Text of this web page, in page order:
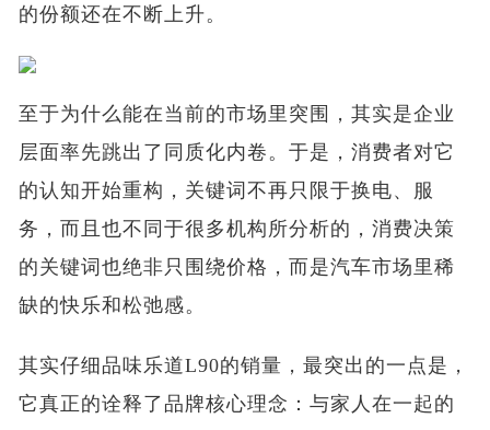
的份额还在不断上升。
至于为什么能在当前的市场里突围，其实是企业
层面率先跳出了同质化内卷。于是，消费者对它
的认知开始重构，关键词不再只限于换电、服
务，而且也不同于很多机构所分析的，消费决策
的关键词也绝非只围绕价格，而是汽车市场里稀
缺的快乐和松弛感。
其实仔细品味乐道L90的销量，最突出的一点是，
它真正的诠释了品牌核心理念：与家人在一起的